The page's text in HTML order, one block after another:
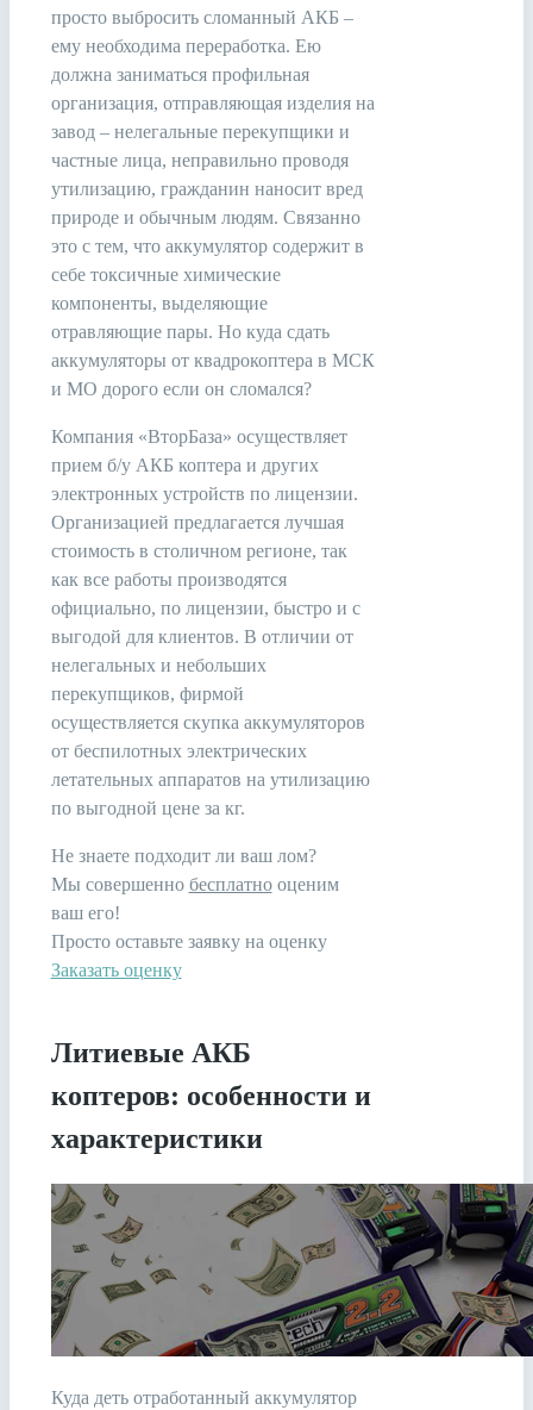
просто выбросить сломанный АКБ –
ему необходима переработка. Ею
должна заниматься профильная
организация, отправляющая изделия на
завод – нелегальные перекупщики и
частные лица, неправильно проводя
утилизацию, гражданин наносит вред
природе и обычным людям. Связанно
это с тем, что аккумулятор содержит в
себе токсичные химические
компоненты, выделяющие
отравляющие пары. Но куда сдать
аккумуляторы от квадрокоптера в МСК
и МО дорого если он сломался?
Компания «ВторБаза» осуществляет
прием б/у АКБ коптера и других
электронных устройств по лицензии.
Организацией предлагается лучшая
стоимость в столичном регионе, так
как все работы производятся
официально, по лицензии, быстро и с
выгодой для клиентов. В отличии от
нелегальных и небольших
перекупщиков, фирмой
осуществляется скупка аккумуляторов
от беспилотных электрических
летательных аппаратов на утилизацию
по выгодной цене за кг.
Не знаете подходит ли ваш лом?
Мы совершенно бесплатнооценим
ваш его!
Просто оставьте заявку на оценку
Заказать оценку
Литиевые АКБ
коптеров: особенности и
характеристики
Куда деть отработанный аккумулятор